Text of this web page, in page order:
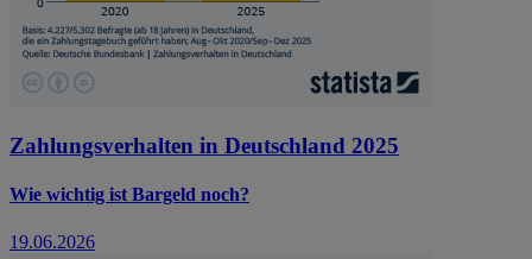
Zahlungsverhalten in Deutschland 2025
Wie wichtig ist Bargeld noch?
19.06.2026